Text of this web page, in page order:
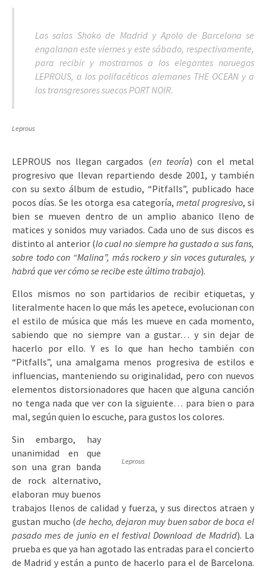
Las salas Shoko de Madrid y Apolo de Barcelona se
engalanan este viernes y este sábado, respectivamente,
para recibir y mostrarnos a los elegantes noruegos
LEPROUS, a los polifacéticos alemanes THE OCEAN y a
los transgresores suecos PORT NOIR.
Leprous
LEPROUS nos llegan cargados (en teoría) con el metal
progresivo que llevan repartiendo desde 2001, y también
con su sexto álbum de estudio, “Pitfalls”, publicado hace
pocos días. Se les otorga esa categoría, metal progresivo, si
bien se mueven dentro de un amplio abanico lleno de
matices y sonidos muy variados. Cada uno de sus discos es
distinto al anterior (lo cual no siempre ha gustado a sus fans,
sobre todo con “Malina”, más rockero y sin voces guturales, y
habrá que ver cómo se recibe este último trabajo).
Ellos mismos no son partidarios de recibir etiquetas, y
literalmente hacen lo que más les apetece, evolucionan con
el estilo de música que más les mueve en cada momento,
sabiendo que no siempre van a gustar… y sin dejar de
hacerlo por ello. Y es lo que han hecho también con
“Pitfalls”, una amalgama menos progresiva de estilos e
influencias, manteniendo su originalidad, pero con nuevos
elementos distorsionadores que hacen que alguna canción
no tenga nada que ver con la siguiente… para bien o para
mal, según quien lo escuche, para gustos los colores.
Leprous
Sin embargo, hay
unanimidad en que
son una gran banda
de rock alternativo,
elaboran muy buenos
trabajos llenos de calidad y fuerza, y sus directos atraen y
gustan mucho (de hecho, dejaron muy buen sabor de boca el
pasado mes de junio en el festival Download de Madrid). La
prueba es que ya han agotado las entradas para el concierto
de Madrid y están a punto de hacerlo para el de Barcelona.